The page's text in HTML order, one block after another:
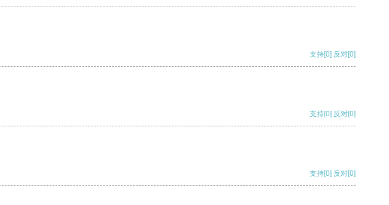
支持[0] 反对[0]
支持[0] 反对[0]
支持[0] 反对[0]